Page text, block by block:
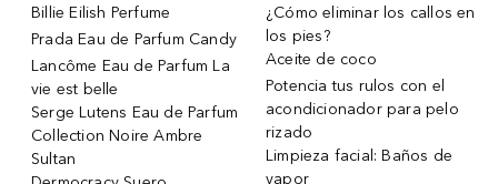
Billie Eilish Perfume
Prada Eau de Parfum Candy
Lancôme Eau de Parfum La
vie est belle
Serge Lutens Eau de Parfum
Collection Noire Ambre
Sultan
¿Cómo eliminar los callos en
los pies?
Aceite de coco
Potencia tus rulos con el
acondicionador para pelo
rizado
Limpieza facial: Baños de
vapor